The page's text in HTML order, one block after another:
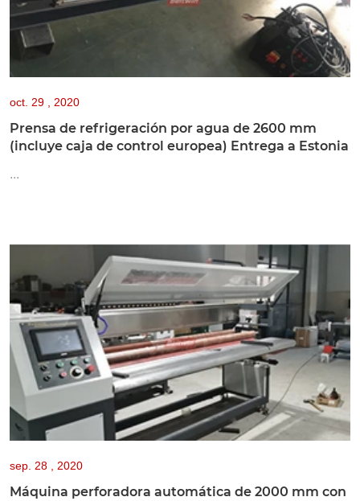
oct. 29 , 2020
Prensa de refrigeración por agua de 2600 mm
(incluye caja de control europea) Entrega a Estonia
...
sep. 28 , 2020
Máquina perforadora automática de 2000 mm con